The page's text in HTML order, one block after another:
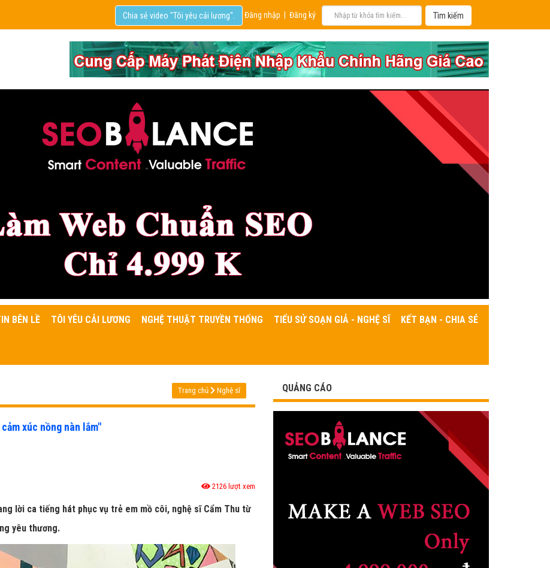
Đăng nhập Đăng ký
Chia sẻ video "Tôi yêu cải lương".
BÊN LỀ TÔI YÊU CẢI LƯƠNG NGHỆ THUẬT TRUYỀN THỐNG TIỂU SỬ SOẠN GIẢ - NGHỆ SĨ KẾT BẠN - CHIA SẺ
Trang chủ Nghệ sĩ
xúc nồng nàn lắm"
2126 lượt xem
lời ca tiếng hát phục vụ trẻ em mồ côi, nghệ sĩ Cẩm Thu từ
yêu thương.
QUẢNG CÁO